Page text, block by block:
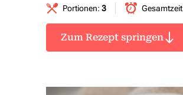
Portionen: 3 Gesamtzeit
Zum Rezept springen